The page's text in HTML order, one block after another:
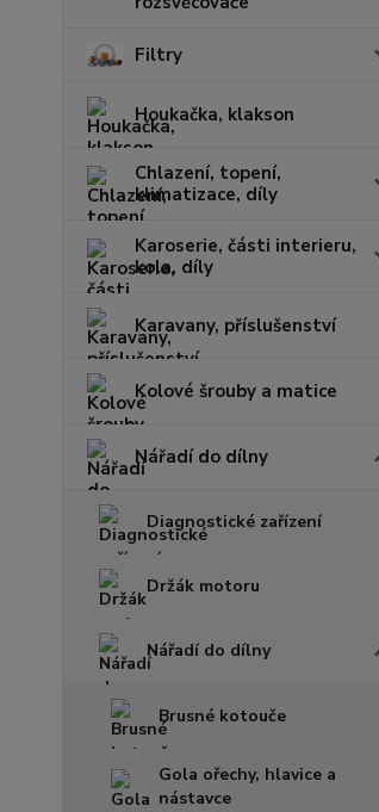
Filtry
Houkačka, klakson
Chlazení, topení,
klimatizace, díly
Karoserie, části interieru,
kola, díly
Karavany, příslušenství
Kolové šrouby a matice
Nářadí do dílny
Diagnostické zařízení
Držák motoru
Nářadí do dílny
Brusné kotouče
Gola ořechy, hlavice a
nástavce